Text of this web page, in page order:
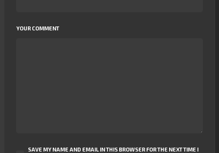
YOUR COMMENT
SAVE MY NAME AND EMAIL IN THIS BROWSER FOR THE NEXT TIME I